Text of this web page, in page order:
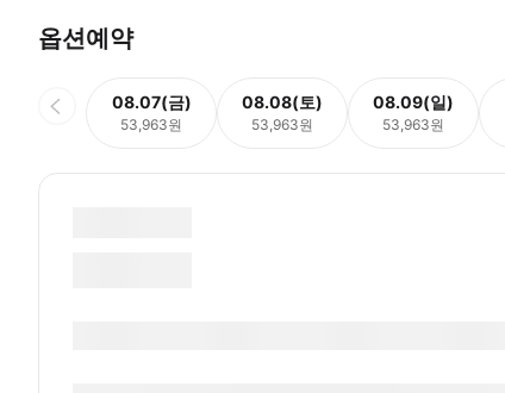
옵션예약
08.07(금)
53,963원
08.08(토)
53,963원
08.09(일)
53,963원